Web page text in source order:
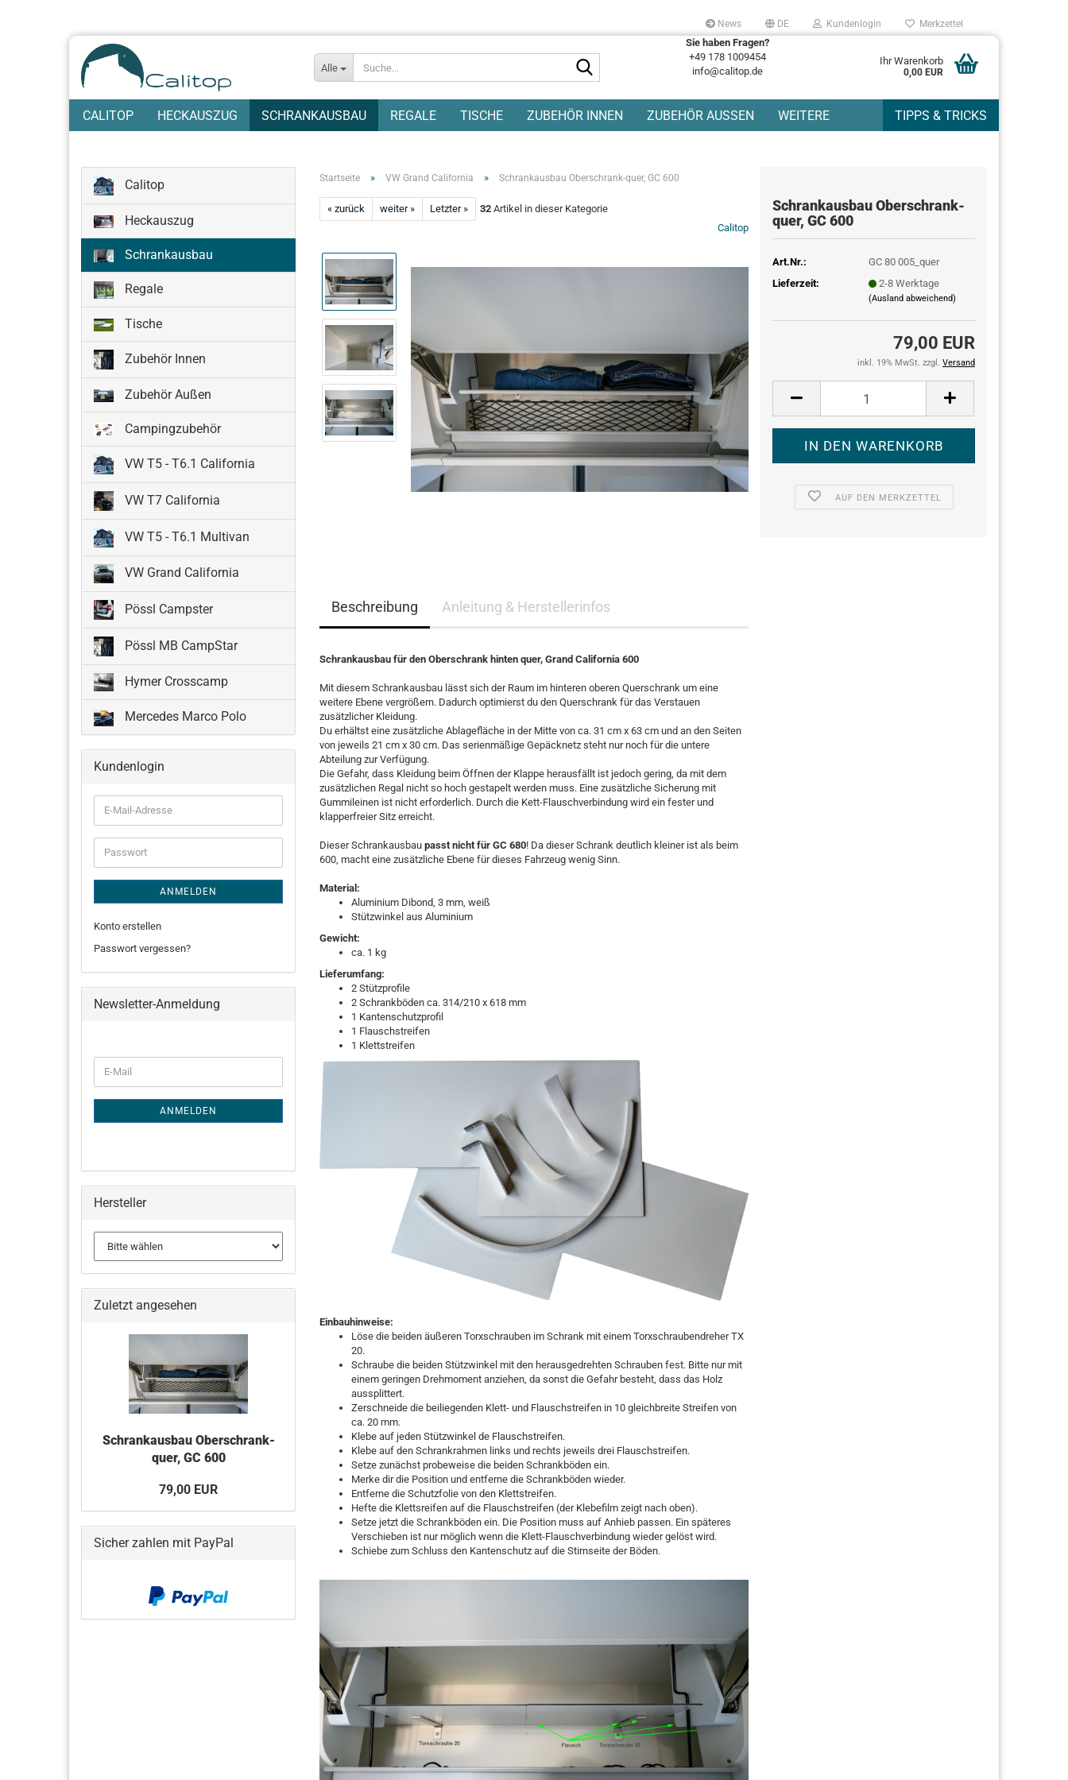
News DE Kundenlogin Merkzettel
Alle
Sie haben Fragen?
+49 178 1009454
info@calitop.de
Ihr Warenkorb
0,00 EUR
CALITOP HECKAUSZUG SCHRANKAUSBAU REGALE TISCHE ZUBEHÖR INNEN ZUBEHÖR AUSSEN TIPPS & TRICKS
WEITERE
Startseite » VW Grand California » Schrankausbau Oberschrank-quer, GC 600
« zurück weiter » Letzter » 32 Artikel in dieser Kategorie
Calitop
Schrankausbau Oberschrank-
quer, GC 600
Art.Nr.:
GC 80 005_quer
Lieferzeit:
2-8 Werktage
(Ausland abweichend)
79,00 EUR
inkl. 19% MwSt. zzgl. Versand
AUF DEN MERKZETTEL
Beschreibung Anleitung & Herstellerinfos
Schrankausbau für den Oberschrank hinten quer, Grand California 600
Mit diesem Schrankausbau lässt sich der Raum im hinteren oberen Querschrank um eine
weitere Ebene vergrößern. Dadurch optimierst du den Querschrank für das Verstauen
zusätzlicher Kleidung.
Du erhältst eine zusätzliche Ablagefläche in der Mitte von ca. 31 cm x 63 cm und an den Seiten
von jeweils 21 cm x 30 cm. Das serienmäßige Gepäcknetz steht nur noch für die untere
Abteilung zur Verfügung.
Die Gefahr, dass Kleidung beim Öffnen der Klappe herausfällt ist jedoch gering, da mit dem
zusätzlichen Regal nicht so hoch gestapelt werden muss. Eine zusätzliche Sicherung mit
Gummileinen ist nicht erforderlich. Durch die Kett-Flauschverbindung wird ein fester und
klapperfreier Sitz erreicht.
Dieser Schrankausbau passt nicht für GC 680! Da dieser Schrank deutlich kleiner ist als beim
600, macht eine zusätzliche Ebene für dieses Fahrzeug wenig Sinn.
Material:
Aluminium Dibond, 3 mm, weiß
Stützwinkel aus Aluminium
Gewicht:
ca. 1 kg
Lieferumfang:
2 Stützprofile
2 Schrankböden ca. 314/210 x 618 mm
1 Kantenschutzprofil
1 Flauschstreifen
1 Klettstreifen
Einbauhinweise:
Löse die beiden äußeren Torxschrauben im Schrank mit einem Torxschraubendreher TX
20.
Schraube die beiden Stützwinkel mit den herausgedrehten Schrauben fest. Bitte nur mit
einem geringen Drehmoment anziehen, da sonst die Gefahr besteht, dass das Holz
aussplittert.
Zerschneide die beiliegenden Klett- und Flauschstreifen in 10 gleichbreite Streifen von
ca. 20 mm.
Klebe auf jeden Stützwinkel de Flauschstreifen.
Klebe auf den Schrankrahmen links und rechts jeweils drei Flauschstreifen.
Setze zunächst probeweise die beiden Schrankböden ein.
Merke dir die Position und entferne die Schrankböden wieder.
Entferne die Schutzfolie von den Klettstreifen.
Hefte die Klettsreifen auf die Flauschstreifen (der Klebefilm zeigt nach oben).
Setze jetzt die Schrankböden ein. Die Position muss auf Anhieb passen. Ein späteres
Verschieben ist nur möglich wenn die Klett-Flauschverbindung wieder gelöst wird.
Schiebe zum Schluss den Kantenschutz auf die Stirnseite der Böden.
Calitop
Heckauszug
Schrankausbau
Regale
Tische
Zubehör Innen
Zubehör Außen
Campingzubehör
VW T5 - T6.1 California
VW T7 California
VW T5 - T6.1 Multivan
VW Grand California
Pössl Campster
Pössl MB CampStar
Hymer Crosscamp
Mercedes Marco Polo
Kundenlogin
E-
Mail-
Adresse
Passwort
ANMELDEN
Konto erstellen
Passwort vergessen?
Newsletter-Anmeldung
ZUR
NEWSLETTER-
E-
Mail
ANMELDEN
Hersteller
Zuletzt angesehen
Schrankausbau Oberschrank-
quer, GC 600
79,00 EUR
Sicher zahlen mit PayPal